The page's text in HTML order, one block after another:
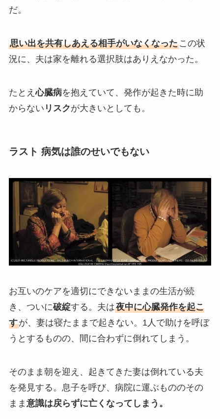
だ。
思い出を共有しあえる相手がいなくなったこの状
況に、夫は家を離れる選択肢はありえなかった。
たとえ心臓病を抱えていて、発作が起きた時に助
からない リスクが大きいとしても。
ラスト 病気は誰のせいでもない
お互いのケアを適切にできないままの生活が続
き、ついに破綻する。夫は夜中に心臓発作を起こ
すが、妻は寝たままで起きない。1人で助けを呼ぼ
うとするものの、間に合わずに倒れてしまう。
そのまま朝を迎え、起きてきた妻は倒れている夫
を発見する。息子を呼び、病院に運ぶもののその
まま 意識は戻らずに亡くなってしまう。